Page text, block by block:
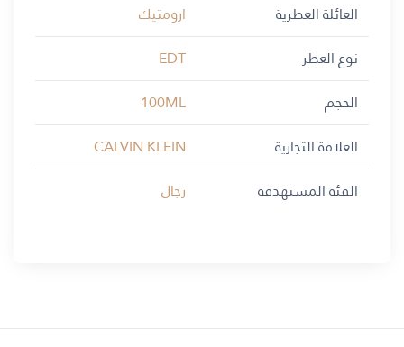
العائلة العطرية
ارومتيك
نوع العطر
EDT
الحجم
100ML
العلامة التجارية
CALVIN KLEIN
الفئة المستهدفة
رجال